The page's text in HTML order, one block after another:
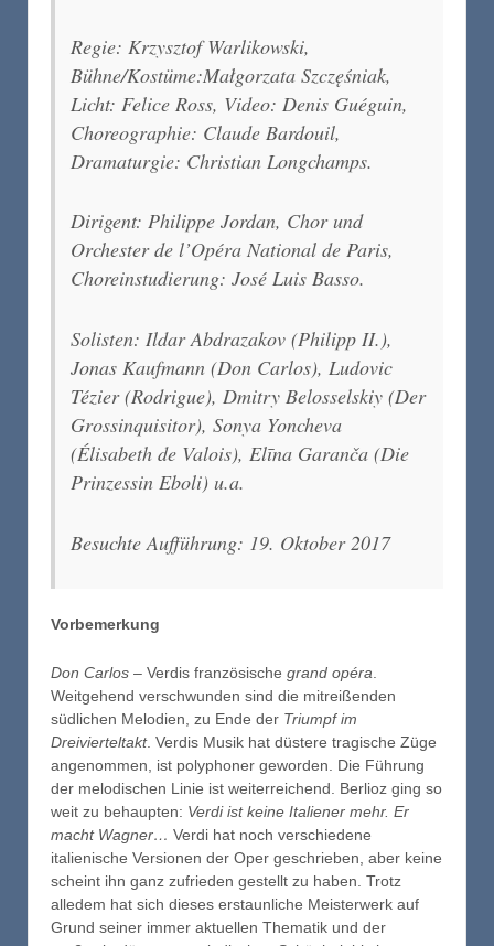
Regie: Krzysztof Warlikowski,
Bühne/Kostüme:Małgorzata Szczęśniak,
Licht: Felice Ross, Video: Denis Guéguin,
Choreographie: Claude Bardouil,
Dramaturgie: Christian Longchamps.
Dirigent: Philippe Jordan, Chor und
Orchester de l’Opéra National de Paris,
Choreinstudierung: José Luis Basso.
Solisten: Ildar Abdrazakov (Philipp II.),
Jonas Kaufmann (Don Carlos), Ludovic
Tézier (Rodrigue), Dmitry Belosselskiy (Der
Grossinquisitor), Sonya Yoncheva
(Élisabeth de Valois), Elīna Garanča (Die
Prinzessin Eboli) u.a.
Besuchte Aufführung: 19. Oktober 2017
Vorbemerkung
Don Carlos – Verdis französische grand opéra
Weitgehend verschwunden sind die mitreißenden
südlichen Melodien, zu Ende der Triumpf im
Dreivierteltakt. Verdis Musik hat düstere tragische Züge
angenommen, ist polyphoner geworden. Die Führung
der melodischen Linie ist weiterreichend. Berlioz ging so
weit zu behaupten: Verdi ist keine Italiener mehr. Er
macht Wagner… Verdi hat noch verschiedene
italienische Versionen der Oper geschrieben, aber keine
scheint ihn ganz zufrieden gestellt zu haben. Trotz
alledem hat sich dieses erstaunliche Meisterwerk auf
Grund seiner immer aktuellen Thematik und der